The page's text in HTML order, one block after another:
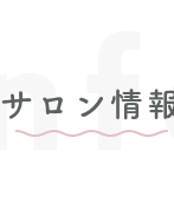
サロン情